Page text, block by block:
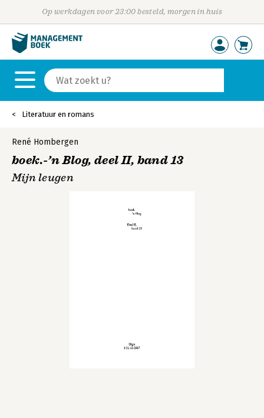
Op werkdagen voor 23:00 besteld, morgen in huis
Literatuur en romans
René Hombergen
boek.-’n Blog, deel II, band 13
Mijn leugen